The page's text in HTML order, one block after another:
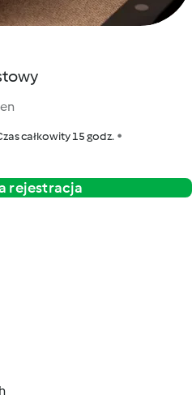
całkowity 15 godz.
rejestracja